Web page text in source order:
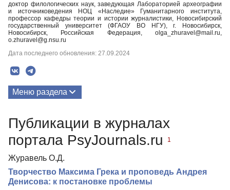
доктор филологических наук, заведующая Лабораторией археографии
и источниковедения НОЦ «Наследие» Гуманитарного института,
профессор кафедры теории и истории журналистики, Новосибирский
государственный университет (ФГАОУ ВО НГУ), г. Новосибирск,
Новосибирск, Российская Федерация, olga_zhuravel@mail.ru,
o.zhuravel@g.nsu.ru
Дата последнего обновления: 27.09.2024
Меню раздела
Публикации в журналах
портала PsyJournals.ru
1
Журавель О.Д.
Творчество Максима Грека и проповедь Андрея
Денисова: к постановке проблемы